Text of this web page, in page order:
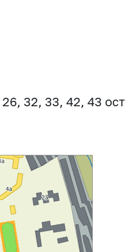
32, 33, 42, 43